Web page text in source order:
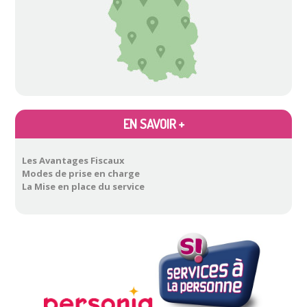
EN SAVOIR +
Les Avantages Fiscaux
Modes de prise en charge
La Mise en place du service